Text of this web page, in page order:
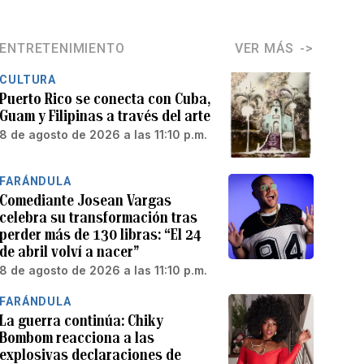
ENTRETENIMIENTO VER MÁS
CULTURA
Puerto Rico se conecta con Cuba,
Guam y Filipinas a través del arte
8 de agosto de 2026 a las 11:10 p.m.
FARÁNDULA
Comediante Josean Vargas
celebra su transformación tras
perder más de 130 libras: “El 24
de abril volví a nacer”
8 de agosto de 2026 a las 11:10 p.m.
FARÁNDULA
La guerra continúa: Chiky
Bombom reacciona a las
explosivas declaraciones de